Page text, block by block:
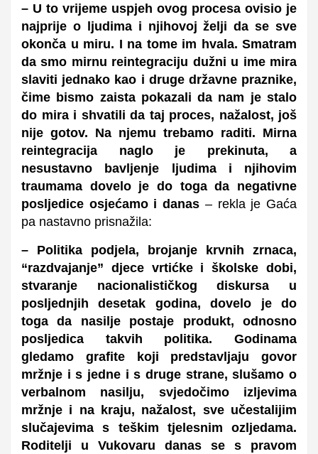
– U to vrijeme uspjeh ovog procesa ovisio je
najprije o ljudima i njihovoj želji da se sve
okonča u miru. I na tome im hvala. Smatram
da smo mirnu reintegraciju dužni u ime mira
slaviti jednako kao i druge državne praznike,
čime bismo zaista pokazali da nam je stalo
do mira i shvatili da taj proces, nažalost, još
nije gotov. Na njemu trebamo raditi. Mirna
reintegracija naglo je prekinuta, a
nesustavno bavljenje ljudima i njihovim
traumama dovelo je do toga da negativne
posljedice osjećamo i danas – rekla je Gaća
pa nastavno prisnažila:
– Politika podjela, brojanje krvnih zrnaca,
“razdvajanje” djece vrtićke i školske dobi,
stvaranje nacionalističkog diskursa u
posljednjih desetak godina, dovelo je do
toga da nasilje postaje produkt, odnosno
posljedica takvih politika. Godinama
gledamo grafite koji predstavljaju govor
mržnje i s jedne i s druge strane, slušamo o
verbalnom nasilju, svjedočimo izljevima
mržnje i na kraju, nažalost, sve učestalijim
slučajevima s teškim tjelesnim ozljedama.
Roditelji u Vukovaru danas se s pravom